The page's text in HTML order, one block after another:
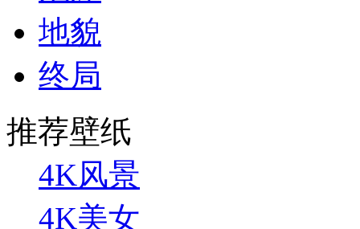
地貌
终局
推荐壁纸
4K风景
4K美女